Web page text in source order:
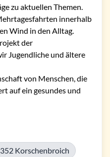
zu aktuellen Themen.
innerhalb
Wind in den Alltag.
der
Jugendliche und ältere
von Menschen, die
auf ein gesundes und
Korschenbroich